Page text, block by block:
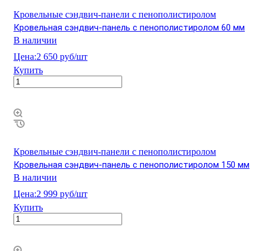
Кровельные сэндвич-панели с пенополистиролом
Кровельная сэндвич-панель с пенополистиролом 60 мм
В наличии
Цена:2 650 руб/шт
Купить
Кровельные сэндвич-панели с пенополистиролом
Кровельная сэндвич-панель с пенополистиролом 150 мм
В наличии
Цена:2 999 руб/шт
Купить